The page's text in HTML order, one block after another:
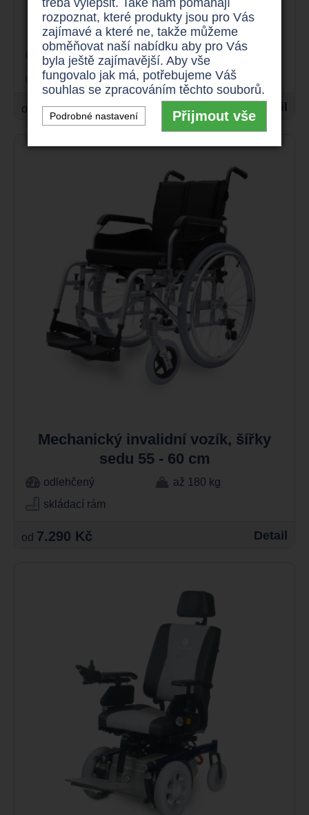
Mechanický invalidní vozík, šířky
sedu 49 - 54 cm
odlehčený
až 180 kg
skládací rám
od 4.290 Kč Detail
Mechanický invalidní vozík, šířky
sedu 55 - 60 cm
odlehčený
až 180 kg
skládací rám
od 7.290 Kč Detail
rozpoznat, které produkty jsou pro Vás
zajímavé a které ne, takže můžeme
obměňovat naší nabídku aby pro Vás
byla ještě zajímavější. Aby vše
fungovalo jak má, potřebujeme Váš
souhlas se zpracováním těchto souborů.
Podrobné nastavení Přijmout vše